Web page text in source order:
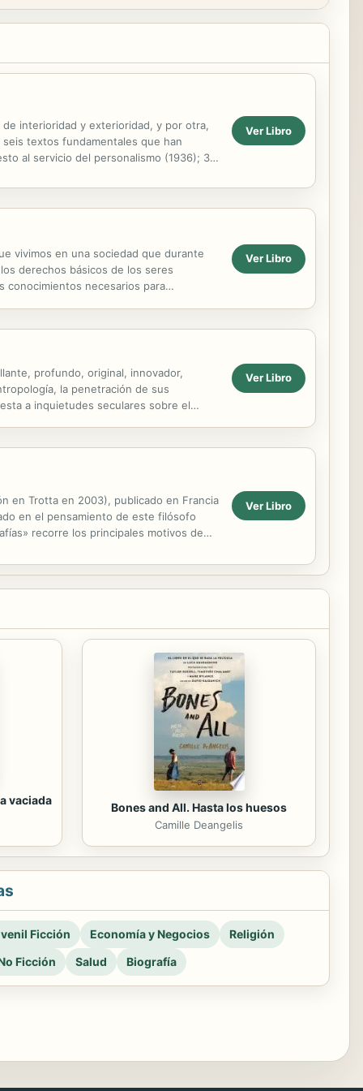
interioridad y exterioridad, y por otra,
textos fundamentales que han
al servicio del personalismo (1936); 3.
Ver Libro
vivimos en una sociedad que durante
derechos básicos de los seres
conocimientos necesarios para
Ver Libro
profundo, original, innovador,
la penetración de sus
a inquietudes seculares sobre el
Ver Libro
en Trotta en 2003), publicado en Francia
en el pensamiento de este filósofo
recorre los principales motivos de
Ver Libro
vaciada
Bones and All. Hasta los huesos
Camille Deangelis
Ficción Economía y Negocios
Religión
Ficción
Salud Biografía